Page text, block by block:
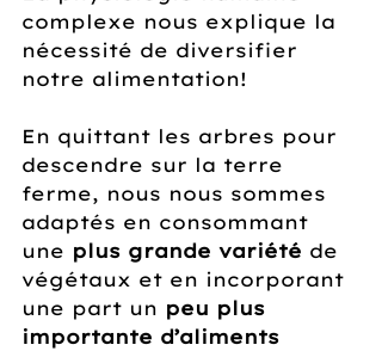
complexe nous explique la
nécessité de diversifier
notre alimentation!
En quittant les arbres pour
descendre sur la terre
ferme, nous nous sommes
adaptés en consommant
une plus grande variété de
végétaux et en incorporant
une part un peu plus
importante d’aliments